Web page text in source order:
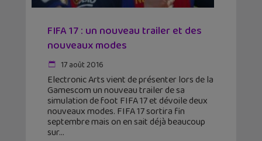
FIFA 17 : un nouveau trailer et des
nouveaux modes
17 août 2016
Electronic Arts vient de présenter lors de la
Gamescom un nouveau trailer de sa
simulation de foot FIFA 17 et dévoile deux
nouveaux modes. FIFA 17 sortira fin
septembre mais on en sait déjà beaucoup
sur